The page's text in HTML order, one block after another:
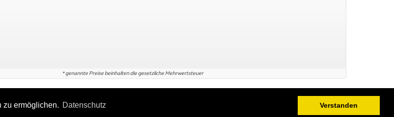
zu ermöglichen. Datenschutz Verstanden
* genannte Preise beinhalten die gesetzliche Mehrwertsteuer
Impressum|Datenschutz